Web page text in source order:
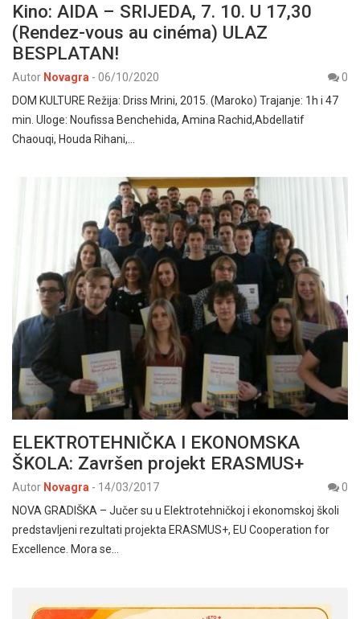
Kino: AIDA – SRIJEDA, 7. 10. U 17,30
(Rendez-vous au cinéma) ULAZ
BESPLATAN!
Autor Novagra - 06/10/2020
0
DOM KULTURE Režija: Driss Mrini, 2015. (Maroko) Trajanje: 1h i 47
min. Uloge: Noufissa Benchehida, Amina Rachid,Abdellatif
Chaouqi, Houda Rihani,…
ELEKTROTEHNIČKA I EKONOMSKA
ŠKOLA: Završen projekt ERASMUS+
Autor Novagra - 14/03/2017
0
NOVA GRADIŠKA – Jučer su u Elektrotehničkoj i ekonomskoj školi
predstavljeni rezultati projekta ERASMUS+, EU Cooperation for
Excellence. Mora se…